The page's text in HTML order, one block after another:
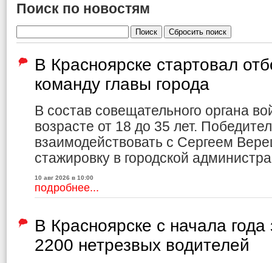
Поиск по новостям
В Красноярске стартовал
команду главы города
В состав совещательного органа
возрасте от 18 до 35 лет.
взаимодействовать с Сергеем
стажировку в городской
10 авг 2026 в 10:00
подробнее...
В Красноярске с начала
2200 нетрезвых водителей